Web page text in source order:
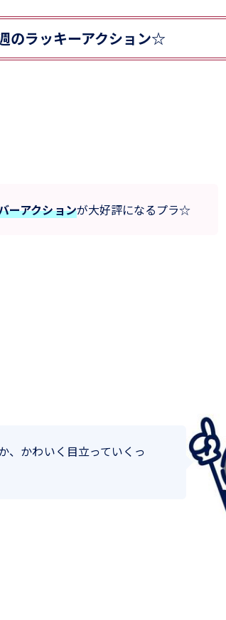
のラッキーアクション☆
ーアクションが大好評になるプラ☆
、かわいく目立っていくっ